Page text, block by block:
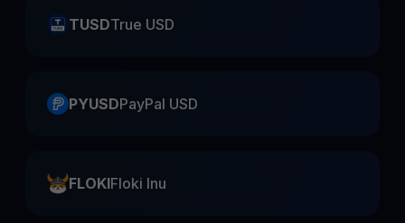
TUSDTrue USD
PYUSDPayPal USD
FLOKIFloki Inu